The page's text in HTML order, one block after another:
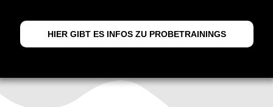
HIER GIBT ES INFOS ZU PROBETRAININGS